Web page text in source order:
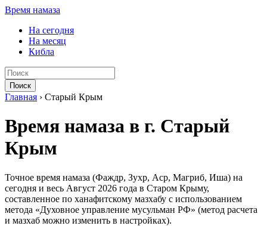
Время намаза
На сегодня
На месяц
Кибла
Поиск
Главная › Старый Крым
Время намаза в г. Старый
Крым
Точное время намаза (Фаждр, Зухр, Аср, Магриб, Иша) на
сегодня и весь Август 2026 года в Старом Крыму,
составленное по ханафитскому мазхабу с использованием
метода «Духовное управление мусульман РФ» (метод расчета
и мазхаб можно изменить в настройках).